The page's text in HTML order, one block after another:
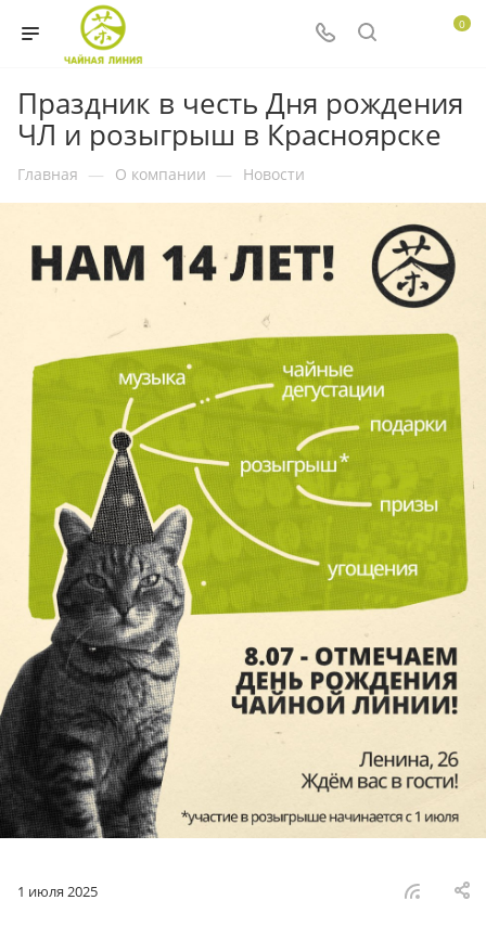
0
Праздник в честь Дня рождения
ЧЛ и розыгрыш в Красноярске
Главная — О компании — Новости
1 июля 2025